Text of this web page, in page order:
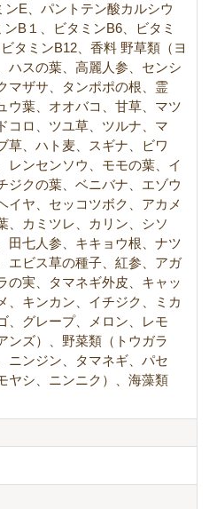
E、パントテン酸カルシウ
B１、ビタミンB6、ビタミ
タミンB12、香料 野草類（ヨ
ハスの葉、高麗人参、センシ
マザサ、タンポポの根、霊
ウ葉、オオバコ、甘草、マツ
コロ、ツユ草、ツルナ、マ
草、ハト麦、スギナ、ビワ
レンセンソウ、モモの葉、イ
ジクの葉、ベニバナ、エゾウ
イヤ、セッコツボク、アカメ
、カミツレ、カリン、シソ
田七人参、キキョウ根、ナツ
エビス草の種子、紅参、アガ
の実、タマネギ外皮、キャッ
、キンカン、イチジク、ミカ
、グレープ、メロン、レモ
ンズ）、野菜類（トウガラ
ニンジン、タマネギ、パセ
ヤシ、ニンニク）、海藻類